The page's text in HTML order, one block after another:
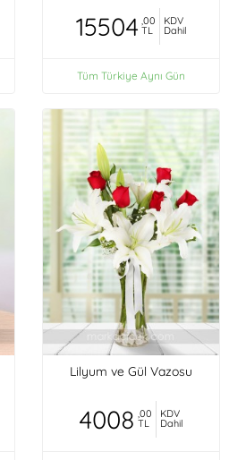
15504 ,00
TL
KDV
Dahil
Tüm Türkiye Aynı Gün
Lilyum ve Gül Vazosu
4008 ,00
TL
KDV
Dahil